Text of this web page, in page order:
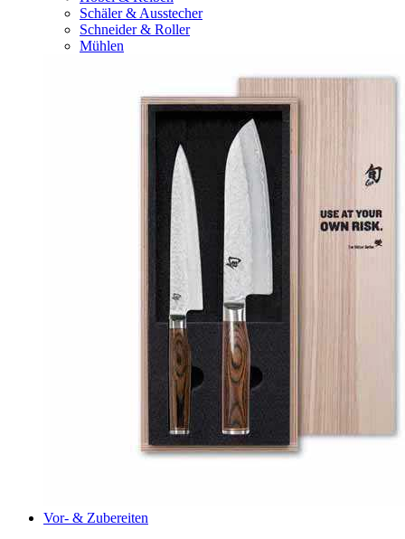
Schäler & Ausstecher
Schneider & Roller
Mühlen
Vor- & Zubereiten